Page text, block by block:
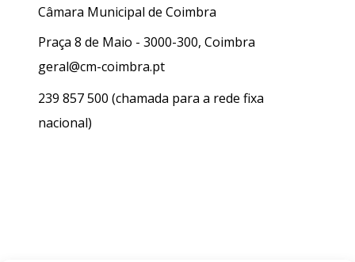
Câmara Municipal de Coimbra
Praça 8 de Maio - 3000-300, Coimbra
geral@cm-coimbra.pt
239 857 500 (chamada para a rede fixa
nacional)